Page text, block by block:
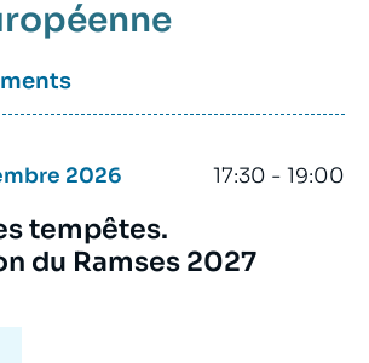
2026 17:30 - 19:00
tempêtes.
du Ramses 2027